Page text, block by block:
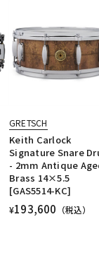
GRETSCH
Keith Carlock
Signature Snare
- 2mm Antique
Brass 14×5.5
[GAS5514-KC]
¥193,600 （税込）